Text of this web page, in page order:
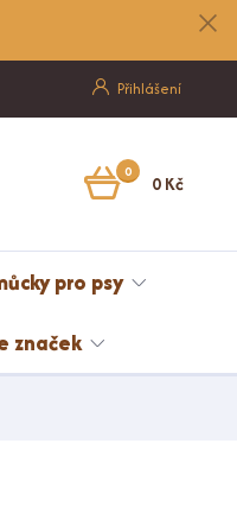
Přihlášení
0 0 Kč
pro psy
značek